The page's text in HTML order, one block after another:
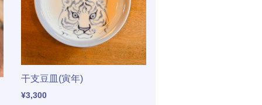
干支豆皿(寅年)
¥3,300